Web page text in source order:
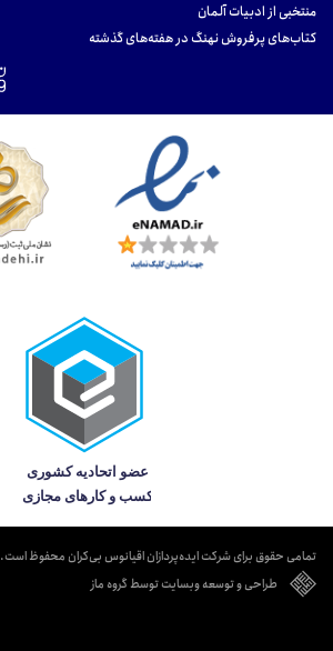
منتخبی از ادبیات آلمان
کتاب‌های پرفروش نهنگ در هفته‌های گذشته
تمامی حقوق برای شرکت ایده‌پردازان اقیانوس بی‌کران محفوظ است.
طراحی و توسعه وبسایت توسط گروه ماز